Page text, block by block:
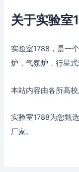
关于实验室
实验室1788，是一
炉，气氛炉，行星
本站内容由各所高
实验室1788为您甄
厂家。